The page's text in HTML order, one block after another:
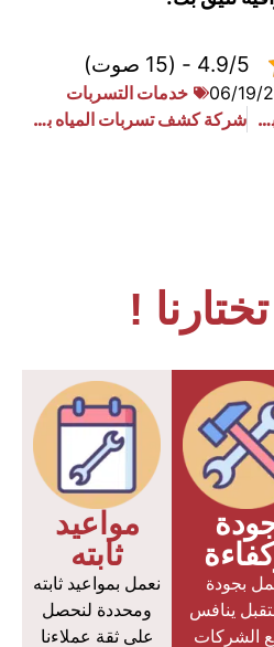
4.9/5 - (15 صوت)
06/19/
خدمات التسربات
شركة كشف تسربات المياه بحي المنار
شركة كشف تسربات المياه بحي جرير
!
بجودة
ينافس
الشركات
مواعيد
ثابته
نعمل بمواعيد ثابته
ومحددة لنحصل
على ثقة عملاءنا